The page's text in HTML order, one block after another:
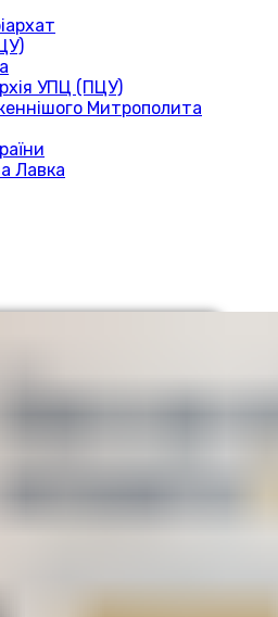
УПЦ (ПЦУ)
Митрополита
Лавка